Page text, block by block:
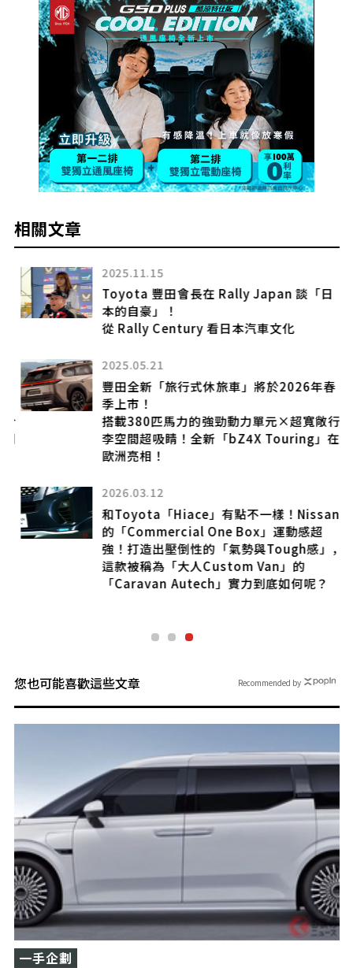
相關文章
2025.11.15
Toyota 豐田會長在 Rally Japan 談「日
本的自豪」！
從 Rally Century 看日本汽車文化
2025.05.21
豐田全新「旅行式休旅車」將於2026年春
季上市！
搭載380匹馬力的強勁動力單元×超寬敞行
李空間超吸睛！全新「bZ4X Touring」在
歐洲亮相！
2026.03.12
和Toyota「Hiace」有點不一樣！Nissan
的「Commercial One Box」運動感超
強！打造出壓倒性的「氣勢與Tough感」，
這款被稱為「大人Custom Van」的
「Caravan Autech」實力到底如何呢？
您也可能喜歡這些文章
一手企劃
Recommended by